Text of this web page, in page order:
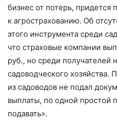
бизнес от потерь, придется
к агрострахованию. Об
этого инструмента среди
что страховые компании
руб., но среди получателей
садоводческого хозяйства.
из садоводов не подал
выплаты, по одной простой
подавать».